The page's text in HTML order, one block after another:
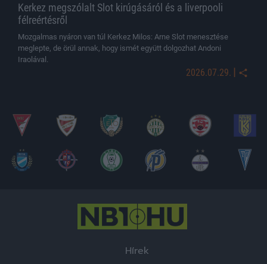
Kerkez megszólalt Slot kirúgásáról és a liverpooli
félreértésről
Mozgalmas nyáron van túl Kerkez Milos: Arne Slot menesztése
meglepte, de örül annak, hogy ismét együtt dolgozhat Andoni
Iraolával.
2026.07.29. |
Hírek